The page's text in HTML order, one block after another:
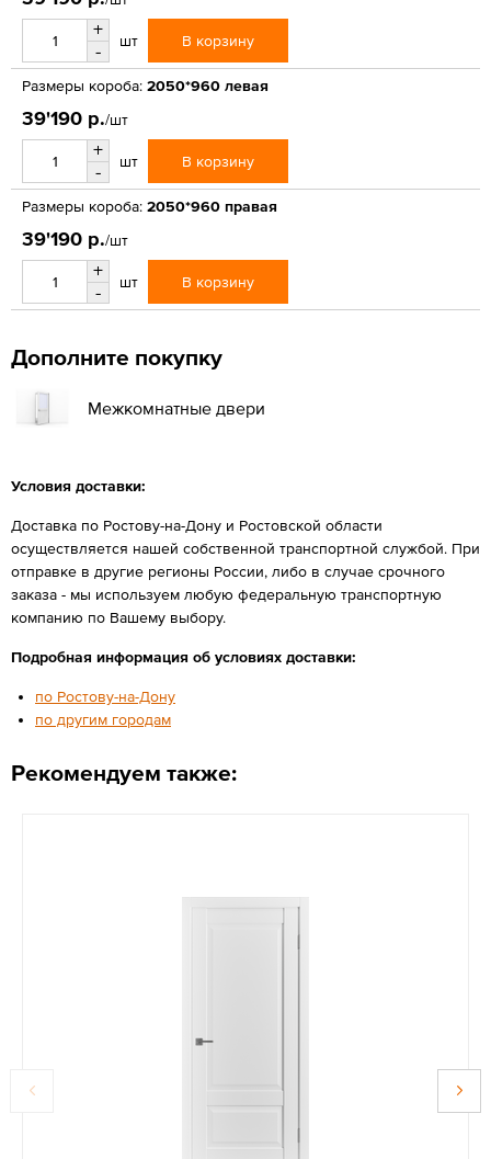
+
-
шт В корзину
Размеры короба: 2050*960 левая
39'190 р./шт
+
-
шт В корзину
Размеры короба: 2050*960 правая
39'190 р./шт
+
-
шт В корзину
Дополните покупку
Межкомнатные двери
Условия доставки:
Доставка по Ростову-на-Дону и Ростовской области
осуществляется нашей собственной транспортной службой. При
отправке в другие регионы России, либо в случае срочного
заказа - мы используем любую федеральную транспортную
компанию по Вашему выбору.
Подробная информация об условиях доставки:
по Ростову-на-Дону
по другим городам
Рекомендуем также: